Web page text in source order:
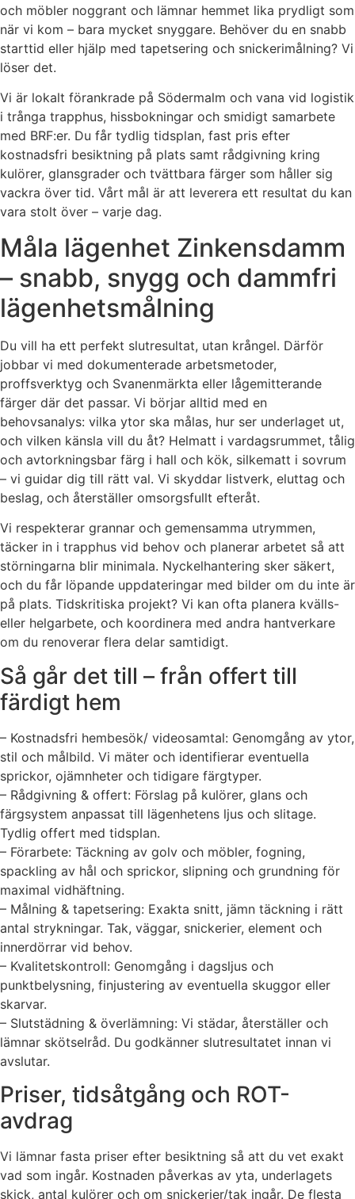
och möbler noggrant och lämnar hemmet lika prydligt som
när vi kom – bara mycket snyggare. Behöver du en snabb
starttid eller hjälp med tapetsering och snickerimålning? Vi
löser det.
Vi är lokalt förankrade på Södermalm och vana vid logistik
i trånga trapphus, hissbokningar och smidigt samarbete
med BRF:er. Du får tydlig tidsplan, fast pris efter
kostnadsfri besiktning på plats samt rådgivning kring
kulörer, glansgrader och tvättbara färger som håller sig
vackra över tid. Vårt mål är att leverera ett resultat du kan
vara stolt över – varje dag.
Måla lägenhet Zinkensdamm
– snabb, snygg och dammfri
lägenhetsmålning
Du vill ha ett perfekt slutresultat, utan krångel. Därför
jobbar vi med dokumenterade arbetsmetoder,
proffsverktyg och Svanenmärkta eller lågemitterande
färger där det passar. Vi börjar alltid med en
behovsanalys: vilka ytor ska målas, hur ser underlaget ut,
och vilken känsla vill du åt? Helmatt i vardagsrummet, tålig
och avtorkningsbar färg i hall och kök, silkematt i sovrum
– vi guidar dig till rätt val. Vi skyddar listverk, eluttag och
beslag, och återställer omsorgsfullt efteråt.
Vi respekterar grannar och gemensamma utrymmen,
täcker in i trapphus vid behov och planerar arbetet så att
störningarna blir minimala. Nyckelhantering sker säkert,
och du får löpande uppdateringar med bilder om du inte är
på plats. Tidskritiska projekt? Vi kan ofta planera kvälls-
eller helgarbete, och koordinera med andra hantverkare
om du renoverar flera delar samtidigt.
Så går det till – från offert till
färdigt hem
– Kostnadsfri hembesök/ videosamtal: Genomgång av ytor,
stil och målbild. Vi mäter och identifierar eventuella
sprickor, ojämnheter och tidigare färgtyper.
– Rådgivning & offert: Förslag på kulörer, glans och
färgsystem anpassat till lägenhetens ljus och slitage.
Tydlig offert med tidsplan.
– Förarbete: Täckning av golv och möbler, fogning,
spackling av hål och sprickor, slipning och grundning för
maximal vidhäftning.
– Målning & tapetsering: Exakta snitt, jämn täckning i rätt
antal strykningar. Tak, väggar, snickerier, element och
innerdörrar vid behov.
– Kvalitetskontroll: Genomgång i dagsljus och
punktbelysning, finjustering av eventuella skuggor eller
skarvar.
– Slutstädning & överlämning: Vi städar, återställer och
lämnar skötselråd. Du godkänner slutresultatet innan vi
avslutar.
Priser, tidsåtgång och ROT-
avdrag
Vi lämnar fasta priser efter besiktning så att du vet exakt
vad som ingår. Kostnaden påverkas av yta, underlagets
skick, antal kulörer och om snickerier/tak ingår. De flesta